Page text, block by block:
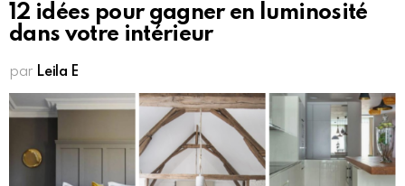
12 idées pour gagner en luminosité
dans votre intérieur
par Leila E